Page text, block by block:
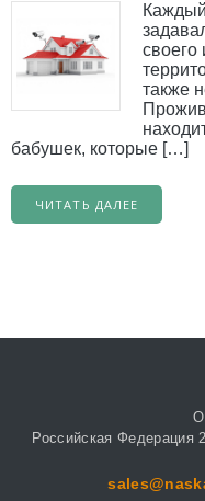
своего
также
бабушек, которые […]
ЧИТАТЬ ДАЛЕЕ
Российская Федерация